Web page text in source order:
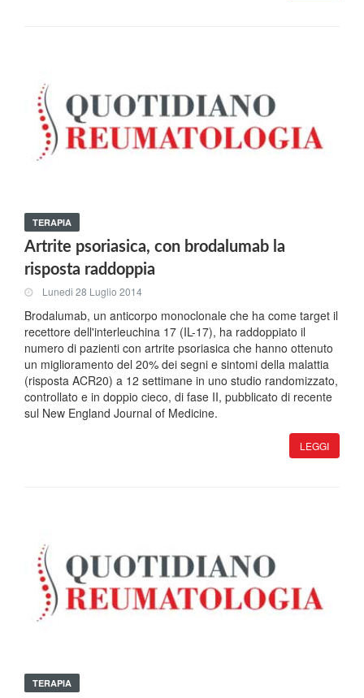
TERAPIA
Artrite psoriasica, con brodalumab la
risposta raddoppia
Lunedi 28 Luglio 2014
Brodalumab, un anticorpo monoclonale che ha come target il
recettore dell'interleuchina 17 (IL-17), ha raddoppiato il
numero di pazienti con artrite psoriasica che hanno ottenuto
un miglioramento del 20% dei segni e sintomi della malattia
(risposta ACR20) a 12 settimane in uno studio randomizzato,
controllato e in doppio cieco, di fase II, pubblicato di recente
sul New England Journal of Medicine.
LEGGI
TERAPIA